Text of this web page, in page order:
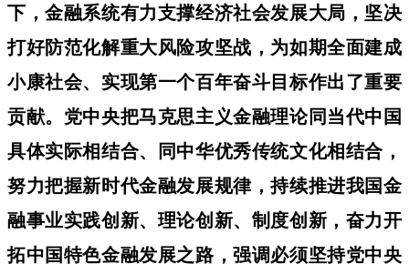
下，金融系统有力支撑经济社会发展大局，坚决
打好防范化解重大风险攻坚战，为如期全面建成
小康社会、实现第一个百年奋斗目标作出了重要
贡献。党中央把马克思主义金融理论同当代中国
具体实际相结合、同中华优秀传统文化相结合，
努力把握新时代金融发展规律，持续推进我国金
融事业实践创新、理论创新、制度创新，奋力开
拓中国特色金融发展之路，强调必须坚持党中央